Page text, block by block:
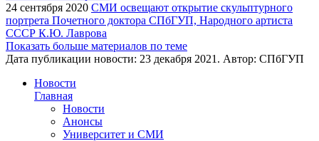
24 сентября 2020 СМИ освещают открытие скульптурного
портрета Почетного доктора СПбГУП, Народного артиста
СССР К.Ю. Лаврова
Показать больше материалов по теме
Дата публикации новости: 23 декабря 2021 . Автор: СПбГУП
Новости
Главная
Новости
Анонсы
Университет и СМИ